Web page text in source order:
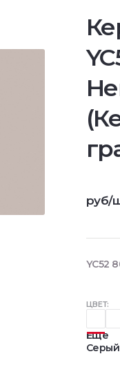
ЦВЕТ:
Еще
Серый
руб/
YC52